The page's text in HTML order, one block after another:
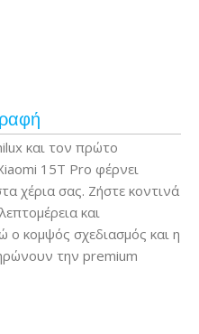
και τον πρώτο
15T Pro φέρνει
χέρια σας. Ζήστε κοντινά
και
ο κομψός σχεδιασμός και η
την premium